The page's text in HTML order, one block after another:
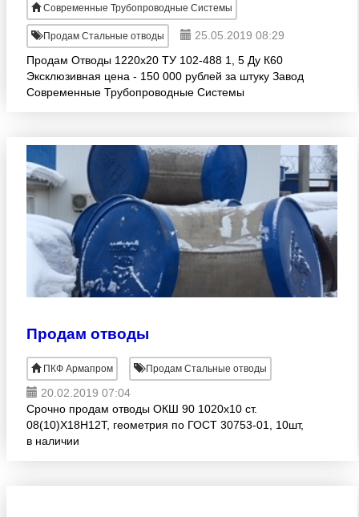
Современные Трубопроводные Системы
Продам Стальные отводы
25.05.2019 08:29
Продам Отводы 1220х20 ТУ 102-488 1, 5 Ду К60
Эксклюзивная цена - 150 000 рублей за штуку Завод
Современные Трубопроводные Системы
Продам отводы
ПКФ Армапром Продам Стальные отводы
20.02.2019 07:04
Срочно продам отводы ОКШ 90 1020х10 ст.
08(10)Х18Н12Т, геометрия по ГОСТ 30753-01, 10шт,
в наличии